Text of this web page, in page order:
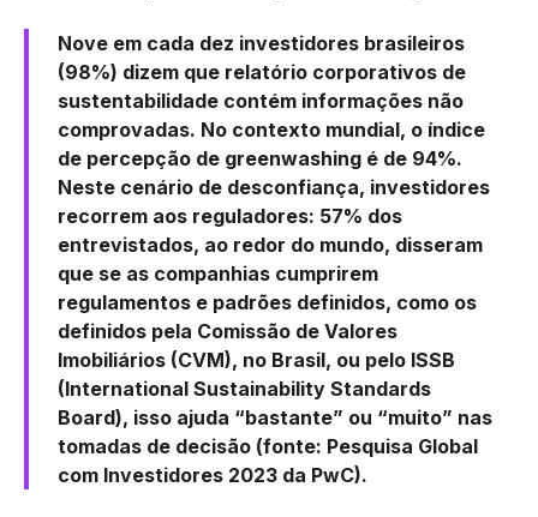
Nove em cada dez investidores brasileiros
(98%) dizem que relatório corporativos de
sustentabilidade contém informações não
comprovadas. No contexto mundial, o índice
de percepção de greenwashing é de 94%.
Neste cenário de desconfiança, investidores
recorrem aos reguladores: 57% dos
entrevistados, ao redor do mundo, disseram
que se as companhias cumprirem
regulamentos e padrões definidos, como os
definidos pela Comissão de Valores
Imobiliários (CVM), no Brasil, ou pelo ISSB
(International Sustainability Standards
Board), isso ajuda “bastante” ou “muito” nas
tomadas de decisão (fonte: Pesquisa Global
com Investidores 2023 da PwC).